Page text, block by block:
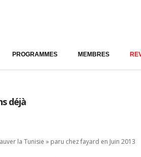
PROGRAMMES MEMBRES
déjà
la Tunisie » paru chez fayard en Juin 2013